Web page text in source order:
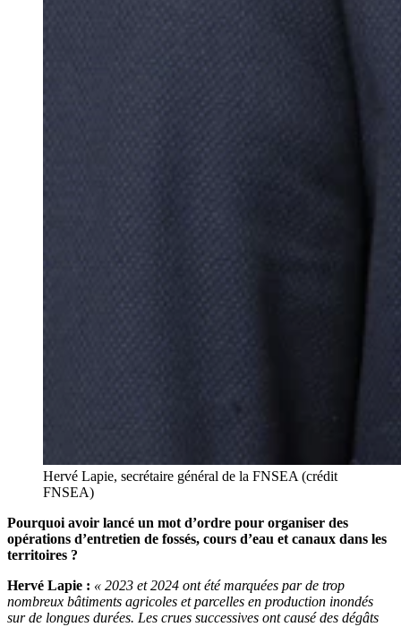
Hervé Lapie, secrétaire général de la FNSEA (crédit
FNSEA)
Pourquoi avoir lancé un mot d’ordre pour organiser des
opérations d’entretien de fossés, cours d’eau et canaux dans les
territoires ?
Hervé Lapie : « 2023 et 2024 ont été marquées par de trop
nombreux bâtiments agricoles et parcelles en production inondés
sur de longues durées. Les crues successives ont causé des dégâts